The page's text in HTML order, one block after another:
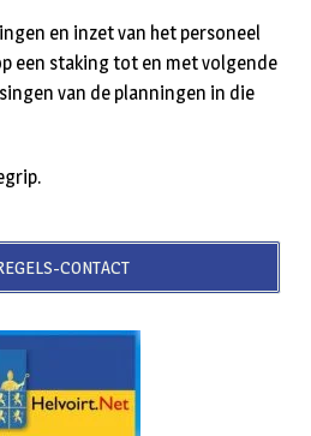
en inzet van het personeel
een staking tot en met volgende
van de planningen in die
CONTACT